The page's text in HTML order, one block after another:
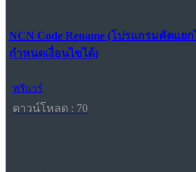
NCN Code Rename (โปรแกรมคัดแย
กำหนดเงื่อนไขได้)
ฟรีแวร์
ดาวน์โหลด : 70